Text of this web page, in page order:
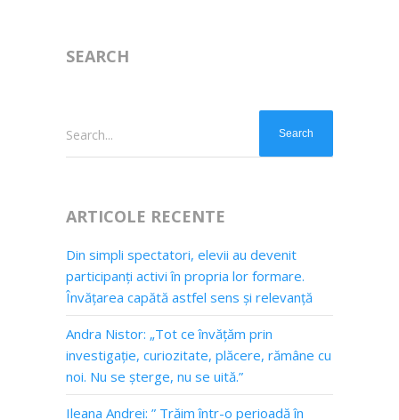
SEARCH
Search...
ARTICOLE RECENTE
Din simpli spectatori, elevii au devenit
participanți activi în propria lor formare.
Învățarea capătă astfel sens și relevanță
Andra Nistor: „Tot ce învățăm prin
investigație, curiozitate, plăcere, rămâne cu
noi. Nu se șterge, nu se uită.”
Ileana Andrei: ” Trăim într-o perioadă în